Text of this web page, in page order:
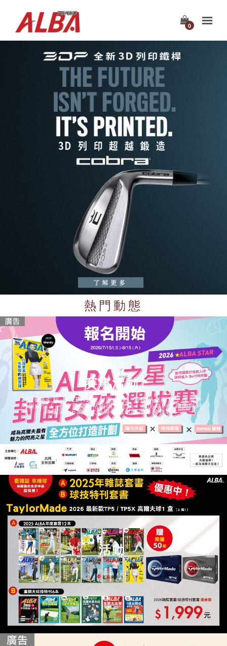
0
ALBA
誌
-
高
爾
夫
雜
誌、
新
訊、
熱門動態
賽事活動
2026第七屆「ALBA之星封面女孩」選拔熱烈開跑！揮灑時
尚與自信！ 召喚熱愛生活的陽光女孩！展現妳的健康美與時
尚風采，6萬元大獎與雜誌封面等妳來挑戰！
活動